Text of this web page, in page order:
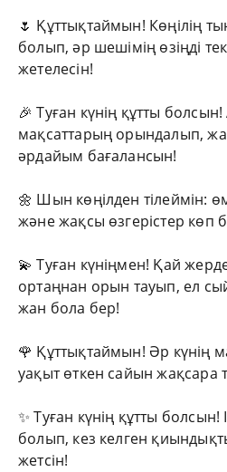
🌷 Құттықтаймын! Көңілің
болып, әр шешімің өзіңді
жетелесін!
🎉 Туған күнің құтты
мақсаттарың орындалып,
әрдайым бағалансын!
🌼 Шын көңілден тілеймін:
және жақсы өзгерістер көп
💫 Туған күніңмен! Қай
ортаңнан орын тауып, ел
жан бола бер!
🌹 Құттықтаймын! Әр күнің
уақыт өткен сайын жақсара
✨ Туған күнің құтты болсын!
болып, кез келген
жетсін!